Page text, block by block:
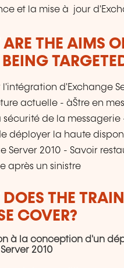
et la mise à jour
THE AIMS
BEING
d'Exchange
actuelle - àŠtre en
de la messagerie
déployer la haute
Server 2010 - Savoir
après un sinistre
THE
COVER?
à la conception d'un
2010